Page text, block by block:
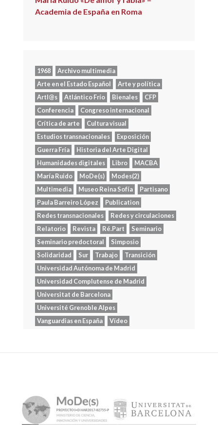
Academia de España en Roma
1968
Archivo multimedia
Arte en el Estado Español
Arte y política
Artl@s
Atlántico Frío Bienales
CFP
Conferencia
Congreso internacional
Crítica de arte
Cultura visual
Estudios transnacionales
Exposición
Guerra Fría
Historia del Arte Digital
Humanidades digitales
Libro
MACBA
María Ruido
MoDe(s)
Modes(2)
Multimedia
Museo Reina Sofía
Partisano
Paula Barreiro López
Publication
Redes transnacionales
Redes y circulaciones
Relatorio
Revista Ré.Part
Seminario
Seminario predoctoral
Simposio
Solidaridad
Sur Trabajo
Transición
Universidad Autónoma de Madrid
Universidad Complutense de Madrid
Universitat de Barcelona
Université Grenoble Alpes
Vanguardias en España
Vídeo